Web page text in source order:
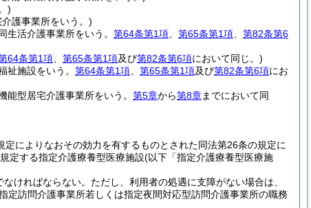
)
護事業所をいう。)
生活介護事業所をいう。 第64条第1項 第65条第1項
第82条第6
64条第1項 第65条第1項及び第82条第6項において同じ。)
祉施設をいう。 第64条第1項 第65条第1項及び第82条第6項にお
能型居宅介護事業所をいう。 第5章から第8章までにおいて同
定によりなおその効力を有するものとされた同法第26条の規定に
定する指定介護療養型医療施設(以下「指定介護療養型医療施
ければならない。 ただし、利用者の処遇に支障がない場合は、
訪問介護事業所若しくは指定夜間対応型訪問介護事業所の職務